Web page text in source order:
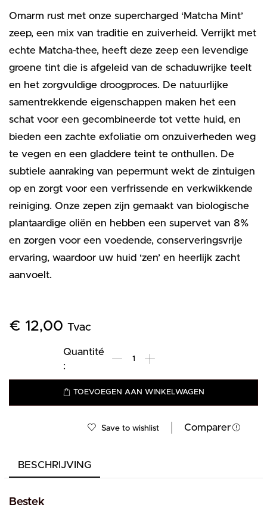
Omarm rust met onze supercharged ‘Matcha Mint’
zeep, een mix van traditie en zuiverheid. Verrijkt met
echte Matcha-thee, heeft deze zeep een levendige
groene tint die is afgeleid van de schaduwrijke teelt
en het zorgvuldige droogproces. De natuurlijke
samentrekkende eigenschappen maken het een
schat voor een gecombineerde tot vette huid, en
bieden een zachte exfoliatie om onzuiverheden weg
te vegen en een gladdere teint te onthullen. De
subtiele aanraking van pepermunt wekt de zintuigen
op en zorgt voor een verfrissende en verkwikkende
reiniging. Onze zepen zijn gemaakt van biologische
plantaardige oliën en hebben een supervet van 8%
en zorgen voor een voedende, conserveringsvrije
ervaring, waardoor uw huid ‘zen’ en heerlijk zacht
aanvoelt.
€ 12,00 Tvac
TOEVOEGEN AAN WINKELWAGEN
Save to wishlist Comparer
BESCHRIJVING
Bestek